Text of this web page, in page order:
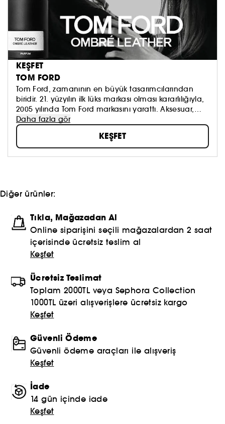
KEŞFET
TOM FORD
Tom Ford, zamanının en büyük tasarımcılarından
biridir. 21. yüzyılın ilk lüks markası olması kararlılığıyla,
2005 yılında Tom Ford markasını yarattı. Aksesuar,
gözlük, güzellik, erkek ve kadın moda
koleksiyonlarının ortak noktası; modern ve tutkulu bir
zarafete, olağanüstü bir yeteneğe ve kişiselleştirilmiş
kusursuz bir hizmete sahip olmaktır.
Daha fazla gör
KEŞFET
Diğer ürünler:
Tıkla, Mağazadan Al
Online siparişini seçili mağazalardan 2 saat
içerisinde ücretsiz teslim al
Keşfet
Ücretsiz Teslimat
Toplam 2000TL veya Sephora Collection
1000TL üzeri alışverişlere ücretsiz kargo
Keşfet
Güvenli Ödeme
Güvenli ödeme araçları ile alışveriş
Keşfet
İade
14 gün içinde iade
Keşfet